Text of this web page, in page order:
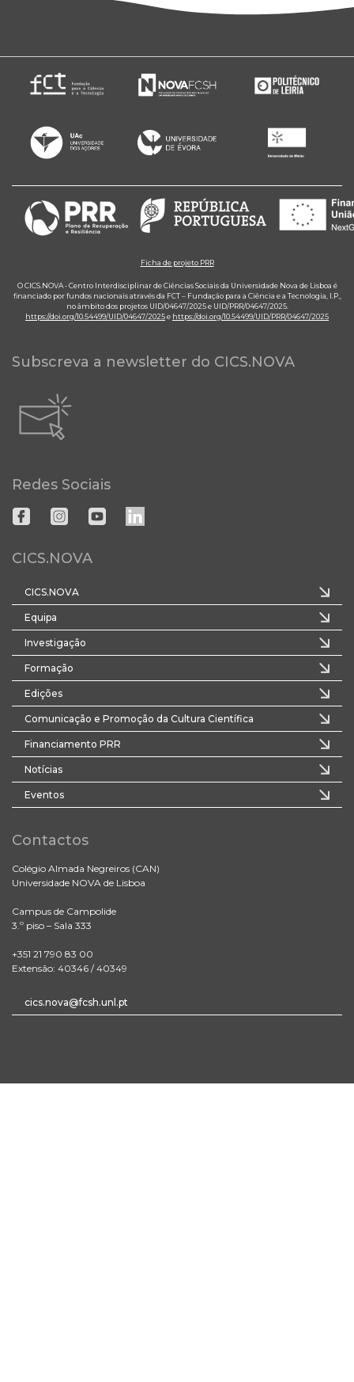
Ficha de projeto PRR
O CICS.NOVA - Centro Interdisciplinar de Ciências Sociais da Universidade Nova de Lisboa é
financiado por fundos nacionais através da FCT – Fundação para a Ciência e a Tecnologia, I.P.,
no âmbito dos projetos UID/04647/2025 e UID/PRR/04647/2025.
https://doi.org/10.54499/UID/04647/2025e https://doi.org/10.54499/UID/PRR/04647/2025
Subscreva a newsletter do CICS.NOVA
Redes Sociais
CICS.NOVA
CICS.NOVA
Equipa
Investigação
Formação
Edições
Comunicação e Promoção da Cultura Científica
Financiamento PRR
Notícias
Eventos
Contactos
Colégio Almada Negreiros (CAN)
Universidade NOVA de Lisboa
Campus de Campolide
3.º piso – Sala 333
+351 21 790 83 00
Extensão: 40346 / 40349
cics.nova@fcsh.unl.pt